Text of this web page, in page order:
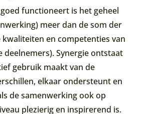
functioneert is het geheel
meer dan de som der
kwaliteiten en competenties van
deelnemers). Synergie ontstaat
gebruik maakt van de
elkaar ondersteunt en
de samenwerking ook op
plezierig en inspirerend is.